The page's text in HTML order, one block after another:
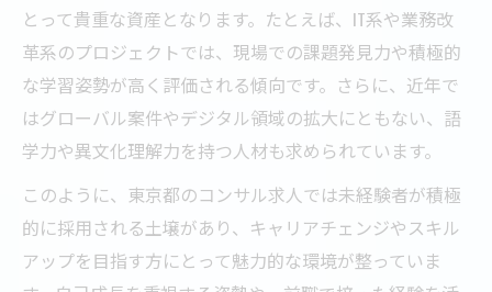
とって貴重な資産となります。たとえば、IT系や業務改
革系のプロジェクトでは、現場での課題発見力や積極的
な学習姿勢が高く評価される傾向です。さらに、近年で
はグローバル案件やデジタル領域の拡大にともない、語
学力や異文化理解力を持つ人材も求められています。
このように、東京都のコンサル求人では未経験者が積極
的に採用される土壌があり、キャリアチェンジやスキル
アップを目指す方にとって魅力的な環境が整っていま